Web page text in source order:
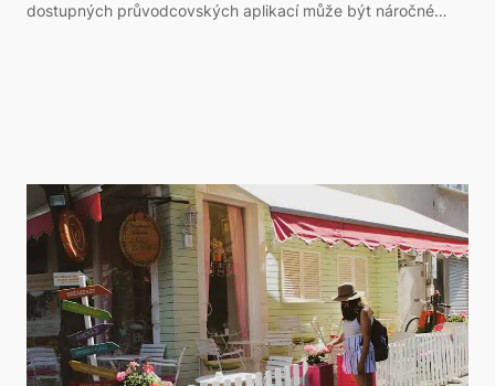
dostupných průvodcovských aplikací může být náročné…